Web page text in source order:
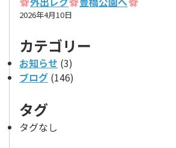
2026年4月10日
カテゴリー
お知らせ (3)
ブログ (146)
タグ
タグなし